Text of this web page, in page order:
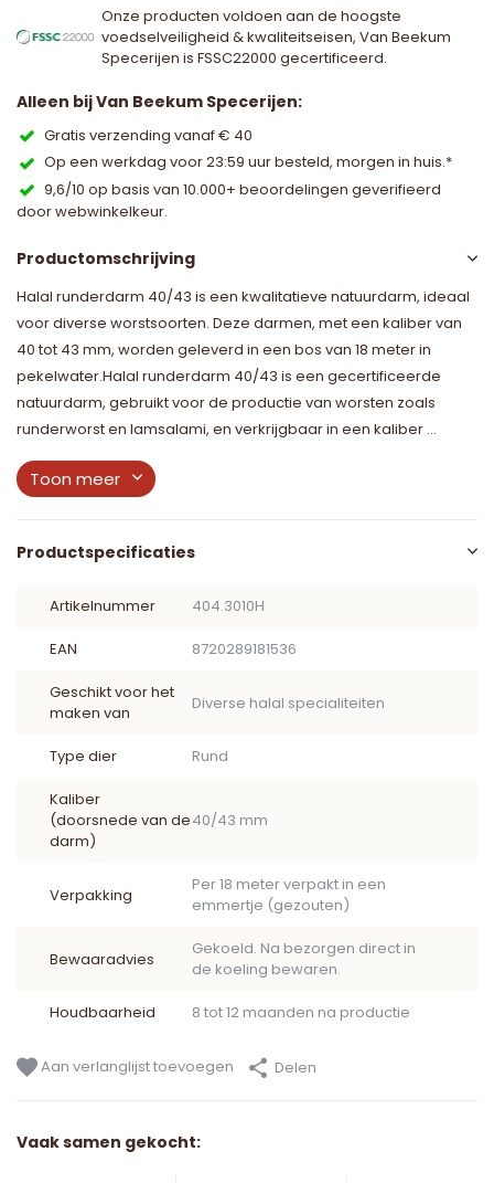
Onze producten voldoen aan de hoogste
voedselveiligheid & kwaliteitseisen, Van Beekum
Specerijen is FSSC22000 gecertificeerd.
Alleen bij Van Beekum Specerijen:
Gratis verzending vanaf € 40
Op een werkdag voor 23:59 uur besteld, morgen in huis.*
9,6/10 op basis van 10.000+ beoordelingen geverifieerd
door webwinkelkeur.
Productomschrijving
Halal runderdarm 40/43 is een kwalitatieve natuurdarm, ideaal
voor diverse worstsoorten. Deze darmen, met een kaliber van
40 tot 43 mm, worden geleverd in een bos van 18 meter in
pekelwater.Halal runderdarm 40/43 is een gecertificeerde
natuurdarm, gebruikt voor de productie van worsten zoals
runderworst en lamsalami, en verkrijgbaar in een kaliber ...
Toon meer
Productspecificaties
Artikelnummer 404.3010H
EAN 8720289181536
Geschikt voor het
maken van
Diverse halal specialiteiten
Type dier Rund
Kaliber
(doorsnede van de
darm)
40/43 mm
Verpakking
Per 18 meter verpakt in een
emmertje (gezouten)
Bewaaradvies
Gekoeld. Na bezorgen direct in
de koeling bewaren.
Houdbaarheid 8 tot 12 maanden na productie
Aan verlanglijst toevoegen Delen
Vaak samen gekocht: